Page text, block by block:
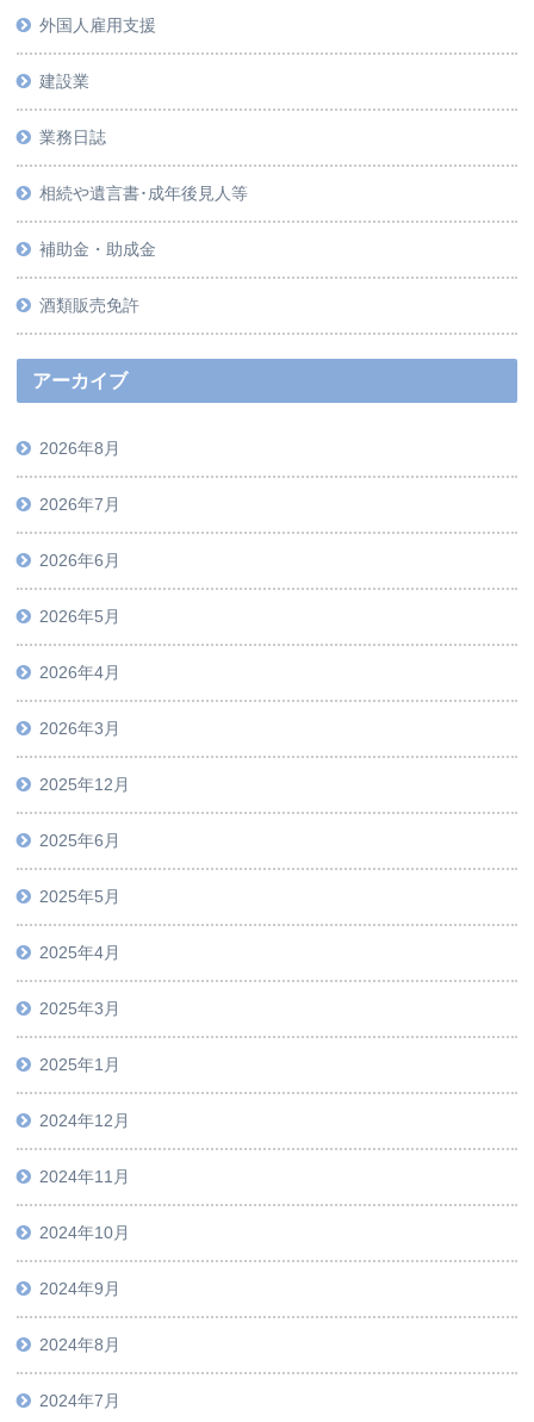
外国人雇用支援
建設業
業務日誌
相続や遺言書･成年後見人等
補助金・助成金
酒類販売免許
アーカイブ
2026年8月
2026年7月
2026年6月
2026年5月
2026年4月
2026年3月
2025年12月
2025年6月
2025年5月
2025年4月
2025年3月
2025年1月
2024年12月
2024年11月
2024年10月
2024年9月
2024年8月
2024年7月